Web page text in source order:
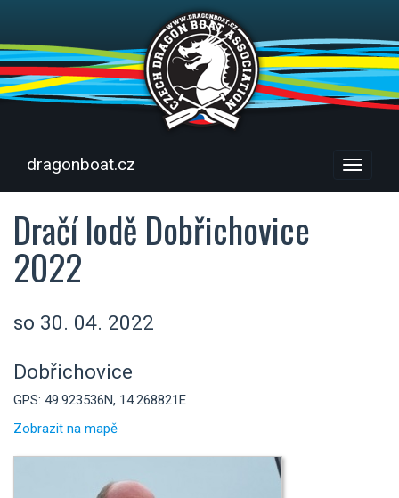
Menu
dragonboat.cz
Dračí lodě Dobřichovice
2022
so 30. 04. 2022
Dobřichovice
GPS: 49.923536N, 14.268821E
Zobrazit na mapě